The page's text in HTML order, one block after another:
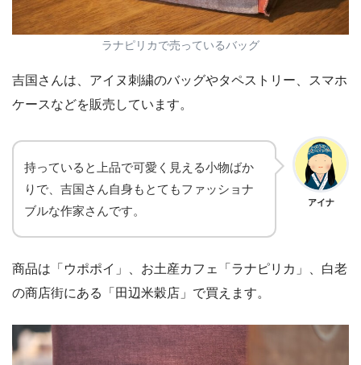
ラナピリカで売っているバッグ
吉国さんは、アイヌ刺繍のバッグやタペストリー、スマホ
ケースなどを販売しています。
アイナ
持っていると上品で可愛く見える小物ばか
りで、吉国さん自身もとてもファッショナ
ブルな作家さんです。
商品は「ウポポイ」、お土産カフェ「ラナピリカ」、白老
の商店街にある「田辺米穀店」で買えます。